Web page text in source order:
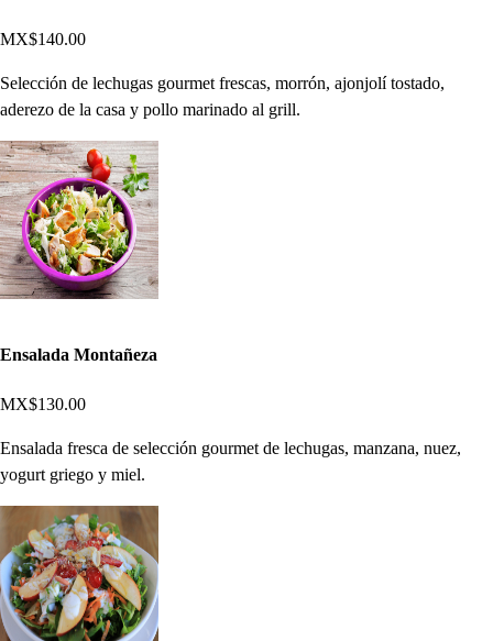
MX$140.00
Selección de lechugas gourmet frescas, morrón, ajonjolí tostado,
aderezo de la casa y pollo marinado al grill.
Ensalada Montañeza
MX$130.00
Ensalada fresca de selección gourmet de lechugas, manzana, nuez,
yogurt griego y miel.